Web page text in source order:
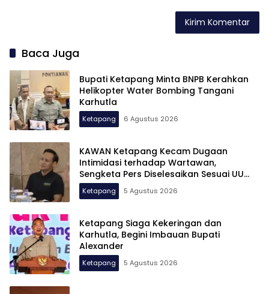
Baca Juga
Bupati Ketapang Minta BNPB Kerahkan
Helikopter Water Bombing Tangani
Karhutla
Ketapang 6 Agustus 2026
KAWAN Ketapang Kecam Dugaan
Intimidasi terhadap Wartawan,
Sengketa Pers Diselesaikan Sesuai UU
Pers
Ketapang 5 Agustus 2026
Ketapang Siaga Kekeringan dan
Karhutla, Begini Imbauan Bupati
Alexander
Ketapang 5 Agustus 2026